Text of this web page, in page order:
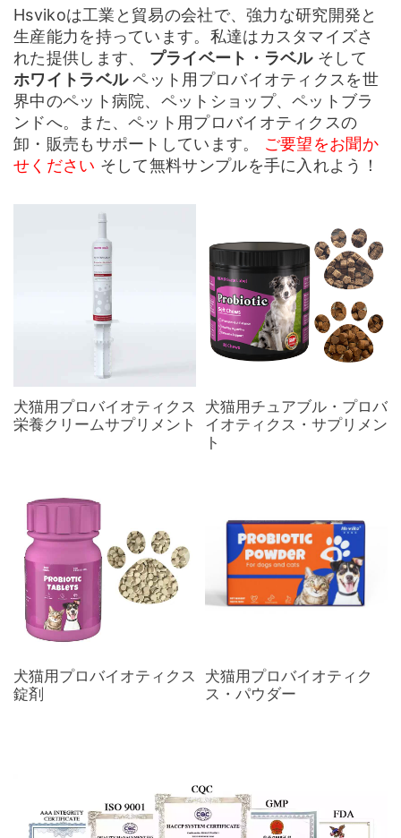
Hsvikoは工業と貿易の会社で、強力な研究開発と
生産能力を持っています。私達はカスタマイズさ
れた提供します、 プライベート・ラベルそして
ホワイトラベルペット用プロバイオティクスを世
界中のペット病院、ペットショップ、ペットブラ
ンドへ。また、ペット用プロバイオティクスの
卸・販売もサポートしています。
ご要望をお聞か
せください そして無料サンプルを手に入れよう！
犬猫用プロバイオティクス
栄養クリームサプリメント
犬猫用チュアブル・プロバ
イオティクス・サプリメン
ト
犬猫用プロバイオティクス
錠剤
犬猫用プロバイオティク
ス・パウダー